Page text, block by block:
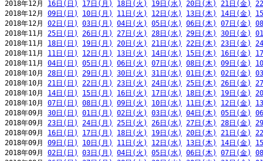
2018年12月 16日(日) 17日(月) 18日(火) 19日(水) 20日(木) 21日(金)
2018年12月 09日(日) 10日(月) 11日(火) 12日(水) 13日(木) 14日(金)
2018年12月 02日(日) 03日(月) 04日(火) 05日(水) 06日(木) 07日(金)
2018年11月 25日(日) 26日(月) 27日(火) 28日(水) 29日(木) 30日(金)
2018年11月 18日(日) 19日(月) 20日(火) 21日(水) 22日(木) 23日(金)
2018年11月 11日(日) 12日(月) 13日(火) 14日(水) 15日(木) 16日(金)
2018年11月 04日(日) 05日(月) 06日(火) 07日(水) 08日(木) 09日(金)
2018年10月 28日(日) 29日(月) 30日(火) 31日(水) 01日(木) 02日(金)
2018年10月 21日(日) 22日(月) 23日(火) 24日(水) 25日(木) 26日(金)
2018年10月 14日(日) 15日(月) 16日(火) 17日(水) 18日(木) 19日(金)
2018年10月 07日(日) 08日(月) 09日(火) 10日(水) 11日(木) 12日(金)
2018年09月 30日(日) 01日(月) 02日(火) 03日(水) 04日(木) 05日(金)
2018年09月 23日(日) 24日(月) 25日(火) 26日(水) 27日(木) 28日(金)
2018年09月 16日(日) 17日(月) 18日(火) 19日(水) 20日(木) 21日(金)
2018年09月 09日(日) 10日(月) 11日(火) 12日(水) 13日(木) 14日(金)
2018年09月 02日(日) 03日(月) 04日(火) 05日(水) 06日(木) 07日(金)